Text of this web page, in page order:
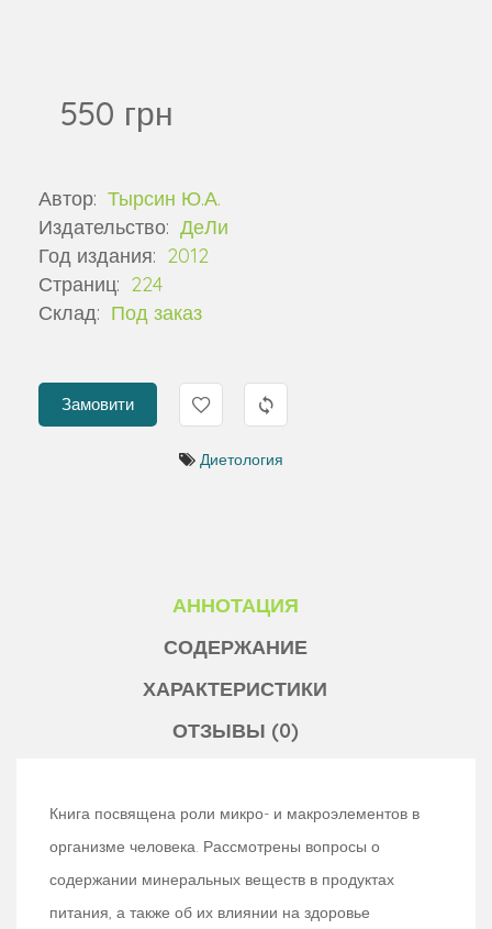
550 грн
Автор: Тырсин Ю.А.
Издательство: ДеЛи
Год издания: 2012
Страниц: 224
Склад: Под заказ
Замовити
Диетология
АННОТАЦИЯ
СОДЕРЖАНИЕ
ХАРАКТЕРИСТИКИ
ОТЗЫВЫ (0)
Книга посвящена роли микро- и макроэлементов в
организме человека. Рассмотрены вопросы о
содержании минеральных веществ в продуктах
питания, а также об их влиянии на здоровье